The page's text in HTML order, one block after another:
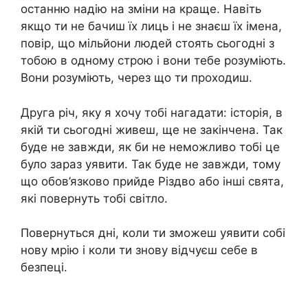
останню надію на зміни на краще. Навіть
якщо ти не бачиш їх лиць і не знаєш їх імена,
повір, що мільйони людей стоять сьогодні з
тобою в одному строю і вони тебе розуміють.
Вони розуміють, через що ти проходиш.
Друга річ, яку я хочу тобі нагадати: історія, в
якій ти сьогодні живеш, ще не закінчена. Так
буде не завжди, як би не неможливо тобі це
було зараз уявити. Так буде не завжди, тому
що обов’язково прийде Різдво або інші свята,
які повернуть тобі світло.
Повернуться дні, коли ти зможеш уявити собі
нову мрію і коли ти знову відчуєш себе в
безпеці.